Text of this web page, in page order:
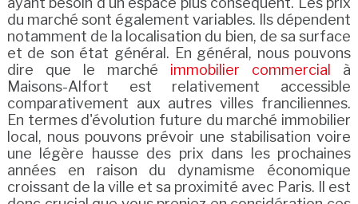
du marché sont également variables. Ils dépendent
notamment de la localisation du bien, de sa surface
et de son état général. En général, nous pouvons
dire que le marché immobilier commercial
à
Maisons-Alfort est relativement accessible
comparativement aux autres villes franciliennes.
En termes d'évolution future du marché immobilier
local, nous pouvons prévoir une stabilisation voire
une légère hausse des prix dans les prochaines
années en raison du dynamisme économique
croissant de la ville et sa proximité avec Paris. Il est